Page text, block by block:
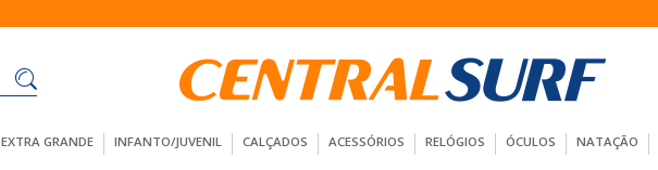
EXTRA GRANDE INFANTO/JUVENIL CALÇADOS ACESSÓRIOS RELÓGIOS ÓCULOS NATAÇÃO